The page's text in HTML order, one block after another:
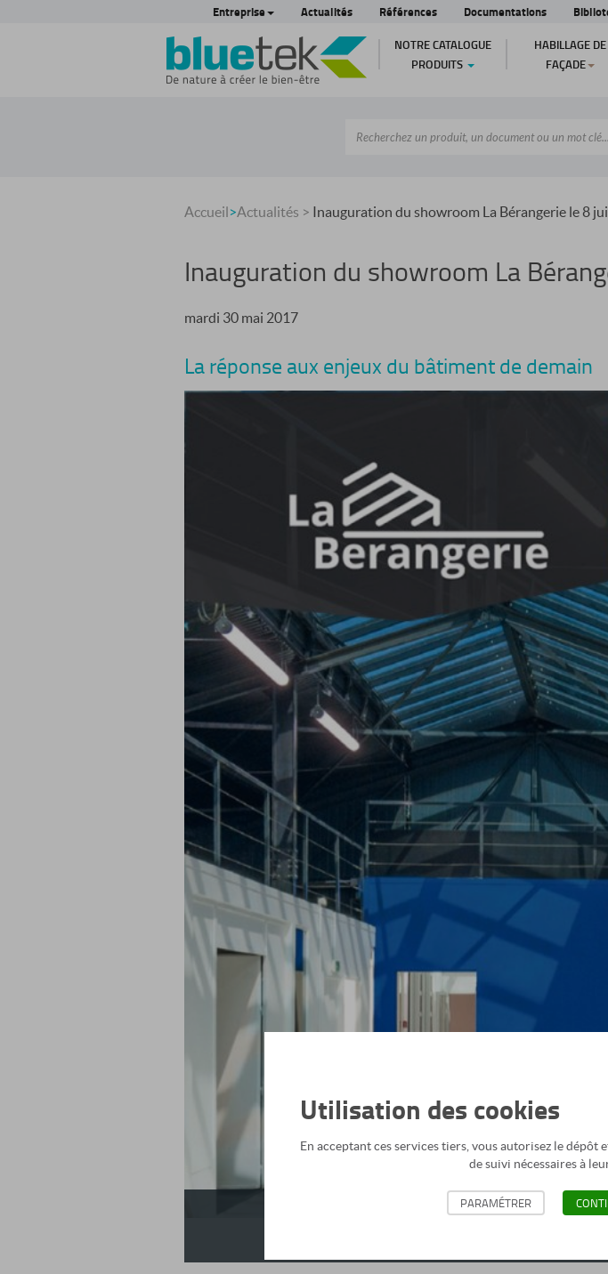
Entreprise Actualités Références Documentations
NOTRE CATALOGUE
PRODUITS
HABILLAGE DE
FAÇADE
Accueil>Actualités > Inauguration du showroom La Bérangerie le 8
Inauguration du showroom La
mardi 30 mai 2017
La réponse aux enjeux du bâtiment de demain
Utilisation des cookies
En acceptant ces services tiers, vous autorisez le
de suivi nécessaires à
PARAMÉTRER